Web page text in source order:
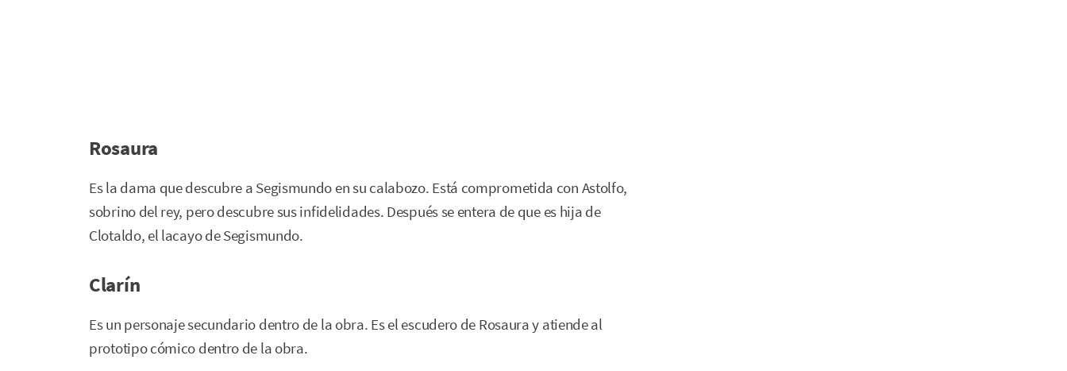
Rosaura
Es la dama que descubre a Segismundo en su calabozo. Está comprometida con Astolfo,
sobrino del rey, pero descubre sus infidelidades. Después se entera de que es hija de
Clotaldo, el lacayo de Segismundo.
Clarín
Es un personaje secundario dentro de la obra. Es el escudero de Rosaura y atiende al
prototipo cómico dentro de la obra.